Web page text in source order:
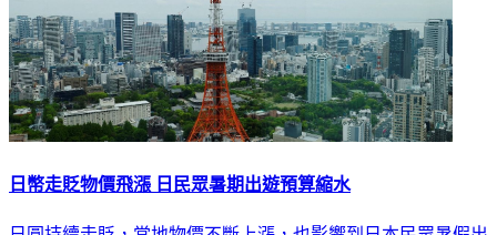
日幣走貶物價飛漲 日民眾暑期出遊預算縮水